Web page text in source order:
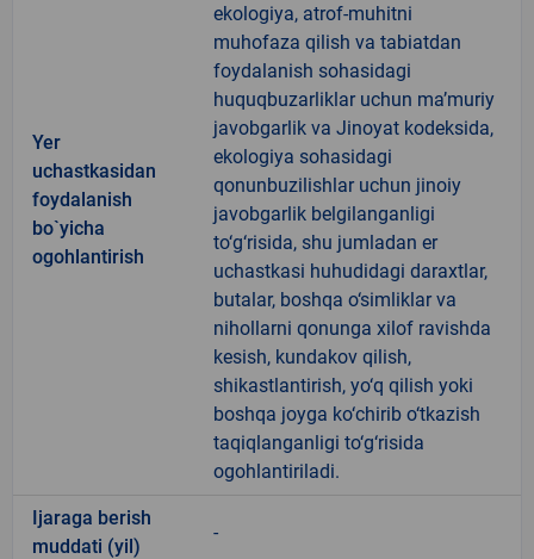
Yer
uchastkasidan
foydalanish
bo`yicha
ogohlantirish
ekologiya, atrof-muhitni
muhofaza qilish va tabiatdan
foydalanish sohasidagi
huquqbuzarliklar uchun ma’muriy
javobgarlik va Jinoyat kodeksida,
ekologiya sohasidagi
qonunbuzilishlar uchun jinoiy
javobgarlik belgilanganligi
to‘g‘risida, shu jumladan er
uchastkasi huhudidagi daraxtlar,
butalar, boshqa o‘simliklar va
nihollarni qonunga xilof ravishda
kesish, kundakov qilish,
shikastlantirish, yo‘q qilish yoki
boshqa joyga ko‘chirib o‘tkazish
taqiqlanganligi to‘g‘risida
ogohlantiriladi.
Ijaraga berish
muddati (yil)
-